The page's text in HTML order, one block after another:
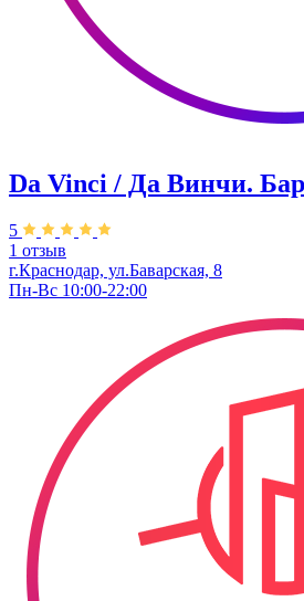
Da Vinci / Да Винчи.
5
1 отзыв
г.Краснодар, ул.​Баварская, 8
Пн-Вс 10:00-22:00